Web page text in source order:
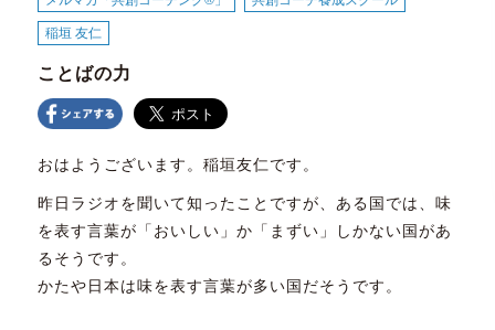
稲垣 友仁
ことばの力
おはようございます。稲垣友仁です。
昨日ラジオを聞いて知ったことですが、ある国では、味
を表す言葉が「おいしい」か「まずい」しかない国があ
るそうです。
かたや日本は味を表す言葉が多い国だそうです。